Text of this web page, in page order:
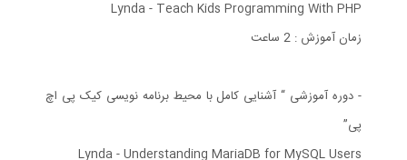
Lynda - Teach Kids Programming With PHP
زمان آموزش : 2 ساعت
- دوره آموزشی “ آشنایی کامل با محیط برنامه نویسی کیک پی اچ
پی”
Lynda - Understanding MariaDB for MySQL Users